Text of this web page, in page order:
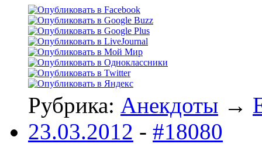
Рубрика: Анекдоты →
23.03.2012 - #18080